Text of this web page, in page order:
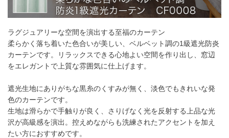
200
12,430円 24,860 37,290円 49,720
201～
260
14,410円 28,820円 43,230円
幅101cm以上のサイズをご注文の場合は生地に幅継ぎが入りま
す。
2倍ヒダ
フラット
ラグジュアリーな空間を演出する至福のカーテン
柔らかく落ち着いた色合いが美しい、ベルベット調の1級遮光防炎
カーテンです。リラックスできる心地よい空間を作り出し、窓辺
をエレガントで上質な雰囲気に仕上げます。
遮光生地にありがちな黒糸のくすみが無く、淡色でもきれいな発
色のカーテンです。
生地は滑らかで手触りが良く、さりげなく光を反射する上品な光
沢が高級感を演出。控えめながらも洗練されたアクセントを加え
たい方におすすめです。